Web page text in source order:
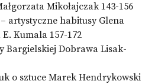
Mikołajczak 143-156
artystyczne habitusy Glena
Kumala 157-172
Bargielskiej Dobrawa Lisak-
o sztuce Marek Hendrykowski